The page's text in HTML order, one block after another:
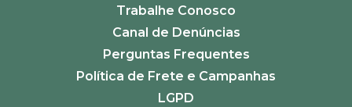
Trabalhe Conosco
Canal de Denúncias
Perguntas Frequentes
Política de Frete e Campanhas
LGPD